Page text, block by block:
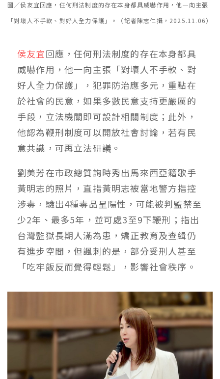
圖／侯友宜回應，任何刑法制度的存在本身都具威嚇作用，他一向主張
「對壞人不手軟、對好人全力保護」。（記者陳志仁攝，2025.11.06）
侯友宜回應，任何刑法制度的存在本身都具
威嚇作用，他一向主張「對壞人不手軟、對
好人全力保護」，犯罪防治應多元，重點在
於社會的民意，如果多數民意支持更嚴厲的
手段，立法機關即可設計相關制度；此外，
他認為鞭刑制度可以開放社會討論，若有民
意共識，可再立法研議。
劉美芳在市政總質詢時秀出馬來西亞籍歌手
黃明志的照片，直指黃明志被當地警方指控
涉毒，驗出4種毒品呈陽性，可能被判監禁至
少2年、最多5年，並可處3至9下鞭刑；指出
台灣監獄長期人滿為患，矯正教育及查緝仍
有進步空間，但諷刺的是，部分受刑人甚至
「吃牢飯反而覺得輕鬆」，影響社會秩序。